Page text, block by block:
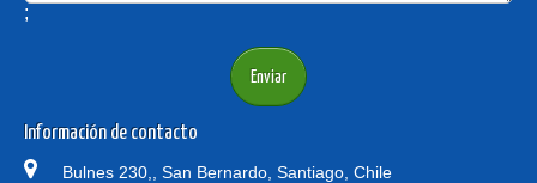
;
Información de contacto
Bulnes 230,, San Bernardo, Santiago, Chile